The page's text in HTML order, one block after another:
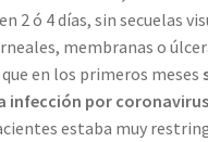
2 ó 4 días, sin secuelas
membranas o
que en los primeros meses
infección por
estaba muy